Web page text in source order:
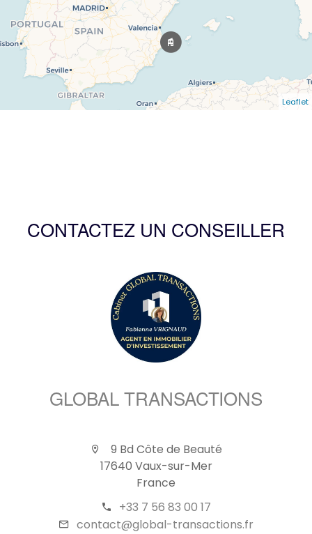
Leaflet
CONTACTEZ UN CONSEILLER
GLOBAL TRANSACTIONS
9 Bd Côte de Beauté
17640 Vaux-sur-Mer
France
+33 7 56 83 00 17
contact@global-transactions.fr